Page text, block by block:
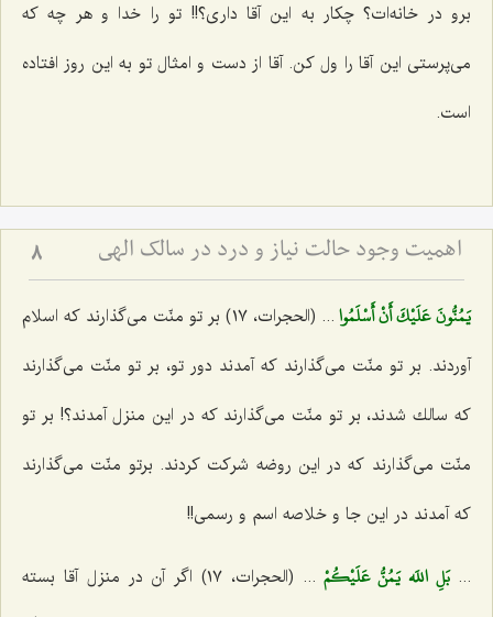
برو در خانه‌ات؟ چكار به این آقا داری؟!! تو را خدا و هر چه كه
می‌پرستی این آقا را ول كن. آقا از دست و امثال تو به این روز افتاده
است.
اهمیت وجود حالت نیاز و درد در سالک الهی 8
يَمُنُّونَ عَلَيْكَ أَنْ أَسْلَمُوا
... (الحجرات، ١٧) بر تو منّت می‌گذارند كه اسلام
آوردند. بر تو منّت می‌گذارند كه آمدند دور تو، بر تو منّت می‌گذارند
كه سالك شدند، بر تو منّت می‌گذارند كه در این منزل آمدند؟! بر تو
منّت می‌گذارند كه در این روضه شركت كردند. برتو منّت می‌گذارند
كه آمدند در این جا و خلاصه اسم و رسمی!!
... بَلِ اللَه يَمُنُّ عَلَيْكُمْ
... (الحجرات، ١٧) اگر آن در منزل آقا بسته